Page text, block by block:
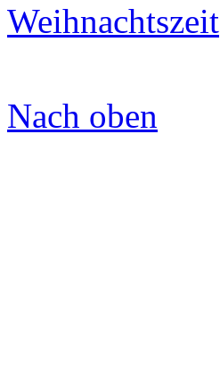
Weihnachtszeit
Nach oben